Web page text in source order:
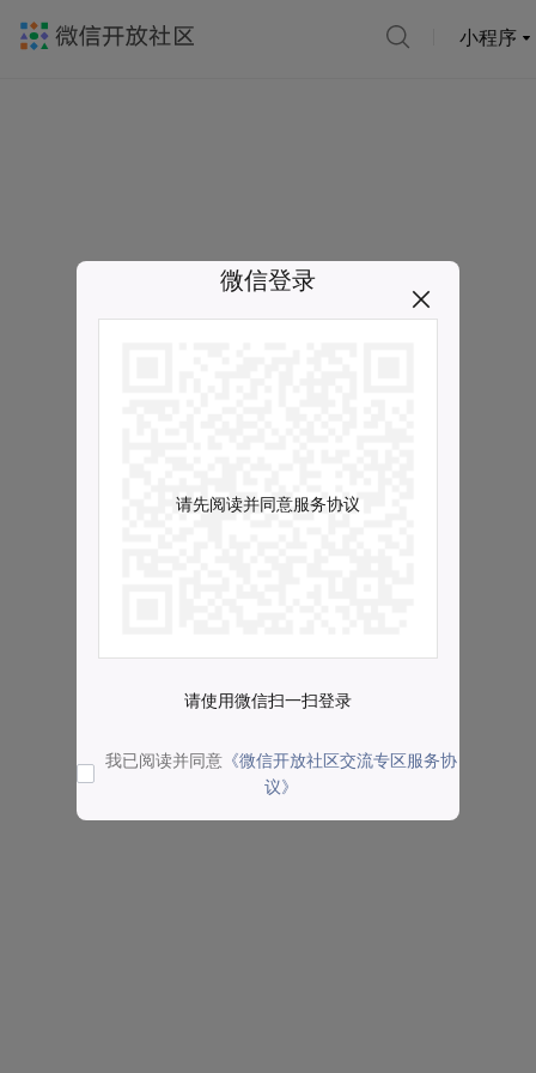
小程序
微信登录
请先阅读并同意服务协议
请使用微信扫一扫登录
我已阅读并同意 《微信开放社区交流专区服务协
议》